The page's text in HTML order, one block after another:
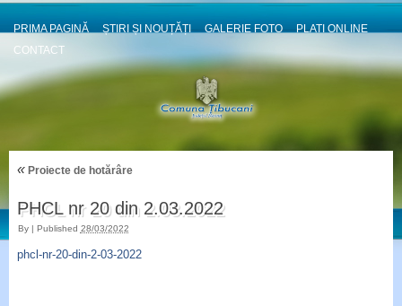
PRIMA PAGINĂ ȘTIRI ȘI NOUȚĂȚI GALERIE FOTO
PLATI ONLINE
CONTACT
«Proiecte de hotărâre
PHCL nr 20 din 2.03.2022
By | Published 28/03/2022
phcl-nr-20-din-2-03-2022